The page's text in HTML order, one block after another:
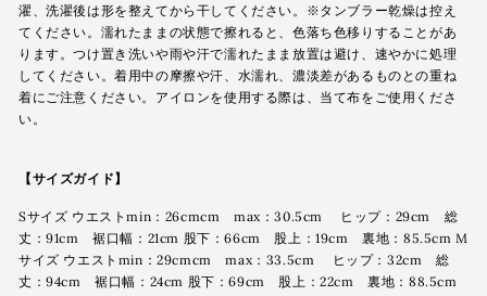
濯、洗濯後は形を整えてから干してください。※タンブラー乾燥は控え
てください。濡れたままの状態で擦れると、色落ち色移りすることがあ
ります。つけ置き洗いや雨や汗で濡れたまま放置は避け、速やかに処理
してください。着用中の摩擦や汗、水濡れ、濃淡差があるものとの重ね
着にご注意ください。アイロンを使用する際は、当て布をご使用くださ
い。
【サイズガイド】
Sサイズ ウエストmin：26cmcm max：30.5cm ヒップ：29cm 総
丈：91cm 裾口幅：21cm 股下：66cm 股上：19cm 裏地：85.5cm M
サイズ ウエストmin：29cmcm max：33.5cm ヒップ：32cm 総
丈：94cm 裾口幅：24cm 股下：69cm 股上：22cm 裏地：88.5cm